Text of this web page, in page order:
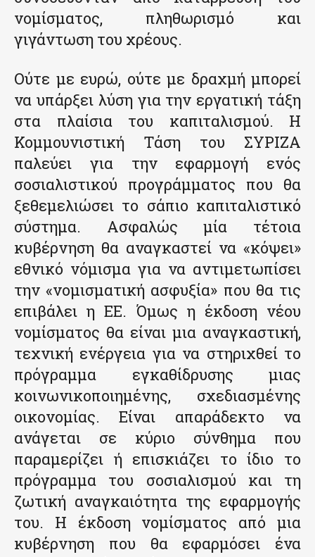
νομίσματος, πληθωρισμό και
γιγάντωση του χρέους.
Ούτε με ευρώ, ούτε με δραχμή μπορεί
να υπάρξει λύση για την εργατική τάξη
στα πλαίσια του καπιταλισμού. Η
Κομμουνιστική Τάση του ΣΥΡΙΖΑ
παλεύει για την εφαρμογή ενός
σοσιαλιστικού προγράμματος που θα
ξεθεμελιώσει το σάπιο καπιταλιστικό
σύστημα. Ασφαλώς μία τέτοια
κυβέρνηση θα αναγκαστεί να «κόψει»
εθνικό νόμισμα για να αντιμετωπίσει
την «νομισματική ασφυξία» που θα τις
επιβάλει η ΕΕ. Όμως η έκδοση νέου
νομίσματος θα είναι μια αναγκαστική,
τεχνική ενέργεια για να στηριχθεί το
πρόγραμμα εγκαθίδρυσης μιας
κοινωνικοποιημένης, σχεδιασμένης
οικονομίας. Είναι απαράδεκτο να
ανάγεται σε κύριο σύνθημα που
παραμερίζει ή επισκιάζει το ίδιο το
πρόγραμμα του σοσιαλισμού και τη
ζωτική αναγκαιότητα της εφαρμογής
του. Η έκδοση νομίσματος από μια
κυβέρνηση που θα εφαρμόσει ένα